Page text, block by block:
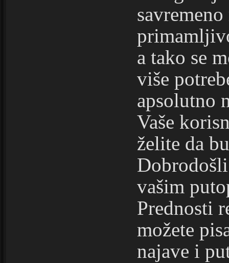
a tako se
više
apsolutno
Vaše
želite da
vašim
Prednosti
možete
najave i